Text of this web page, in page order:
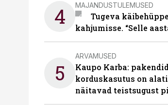
4 MAJANDUSTULEMUSED
Tugeva
kahjumisse. “Selle
5
ARVAMUSED
Kaupo Karba:
korduskasutus on
näitavad teistsugust